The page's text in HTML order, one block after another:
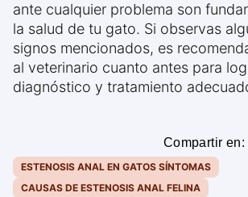
ante cualquier problema son
la salud de tu gato. Si observas
signos mencionados, es
al veterinario cuanto antes para
diagnóstico y tratamiento
Compartir en:
ESTENOSIS ANAL EN GATOS SÍNTOMAS
CAUSAS DE ESTENOSIS ANAL FELINA